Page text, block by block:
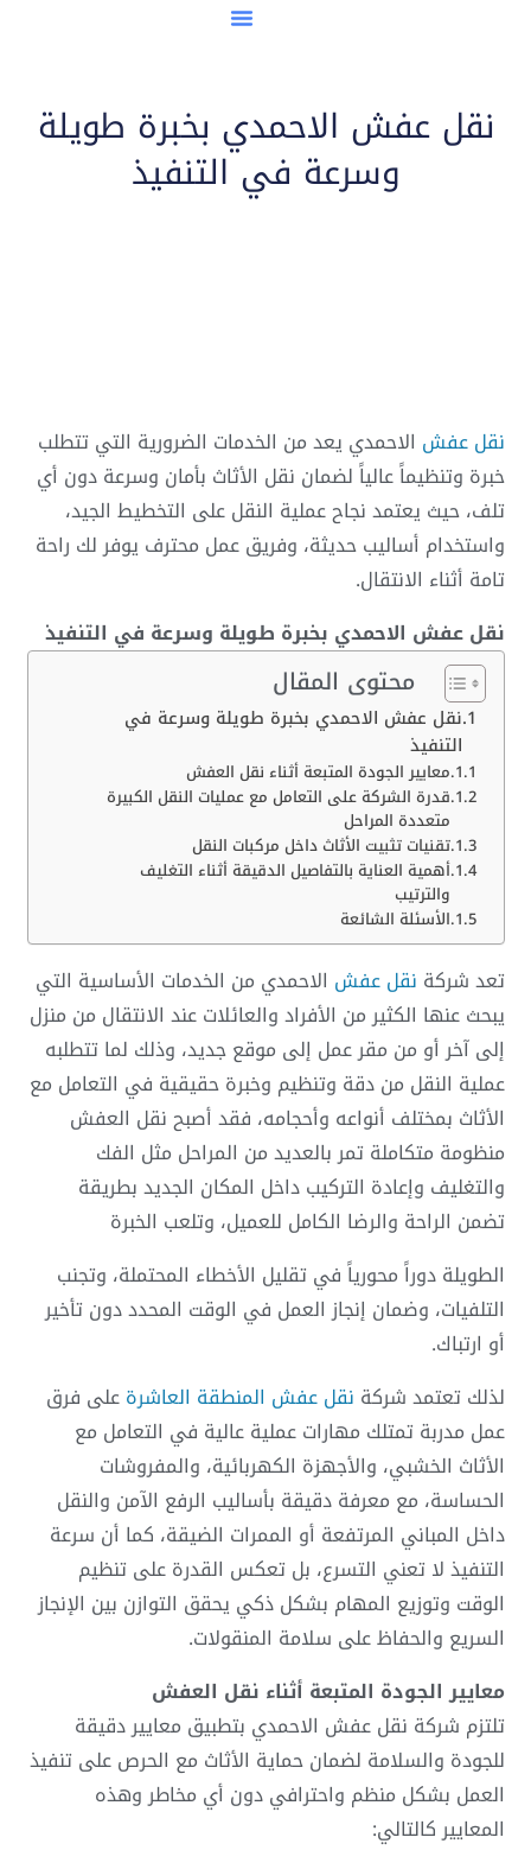
نقل عفش الاحمدي بخبرة طويلة
وسرعة في التنفيذ
نقل عفش الاحمدييعد من الخدمات الضرورية التي تتطلب
خبرة وتنظيماً عالياً لضمان نقل الأثاث بأمان وسرعة دون أي
تلف، حيث يعتمد نجاح عملية النقل على التخطيط الجيد،
واستخدام أساليب حديثة، وفريق عمل محترف يوفر لك راحة
تامة أثناء الانتقال.
نقل عفش الاحمدي بخبرة طويلة وسرعة في التنفيذ
محتوى المقال
نقل عفش الاحمدي بخبرة طويلة وسرعة في
التنفيذ
معايير الجودة المتبعة أثناء نقل العفش
قدرة الشركة على التعامل مع عمليات النقل الكبيرة
متعددة المراحل
تقنيات تثبيت الأثاث داخل مركبات النقل
أهمية العناية بالتفاصيل الدقيقة أثناء التغليف
والترتيب
الأسئلة الشائعة
تعد شركة نقل عفش الاحمدي من الخدمات الأساسية التي
يبحث عنها الكثير من الأفراد والعائلات عند الانتقال من منزل
إلى آخر أو من مقر عمل إلى موقع جديد، وذلك لما تتطلبه
عملية النقل من دقة وتنظيم وخبرة حقيقية في التعامل مع
الأثاث بمختلف أنواعه وأحجامه، فقد أصبح نقل العفش
منظومة متكاملة تمر بالعديد من المراحل مثل الفك
والتغليف وإعادة التركيب داخل المكان الجديد بطريقة
تضمن الراحة والرضا الكامل للعميل، وتلعب الخبرة
الطويلة دوراً محورياً في تقليل الأخطاء المحتملة، وتجنب
التلفيات، وضمان إنجاز العمل في الوقت المحدد دون تأخير
أو ارتباك.
لذلك تعتمد شركة نقل عفش المنطقة العاشرةعلى فرق
عمل مدربة تمتلك مهارات عملية عالية في التعامل مع
الأثاث الخشبي، والأجهزة الكهربائية، والمفروشات
الحساسة، مع معرفة دقيقة بأساليب الرفع الآمن والنقل
داخل المباني المرتفعة أو الممرات الضيقة، كما أن سرعة
التنفيذ لا تعني التسرع، بل تعكس القدرة على تنظيم
الوقت وتوزيع المهام بشكل ذكي يحقق التوازن بين الإنجاز
السريع والحفاظ على سلامة المنقولات.
معايير الجودة المتبعة أثناء نقل العفش
تلتزم شركة نقل عفش الاحمدي بتطبيق معايير دقيقة
للجودة والسلامة لضمان حماية الأثاث مع الحرص على تنفيذ
العمل بشكل منظم واحترافي دون أي مخاطر وهذه
المعايير كالتالي: